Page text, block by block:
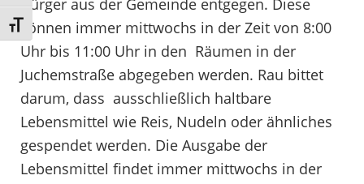
Schrift vergrößern
Bürger aus der Gemeinde entgegen. Diese
können immer mittwochs in der Zeit von 8:00
Uhr bis 11:00 Uhr in den Räumen in der
Juchemstraße abgegeben werden. Rau bittet
darum, dass ausschließlich haltbare
Lebensmittel wie Reis, Nudeln oder ähnliches
gespendet werden. Die Ausgabe der
Lebensmittel findet immer mittwochs in der